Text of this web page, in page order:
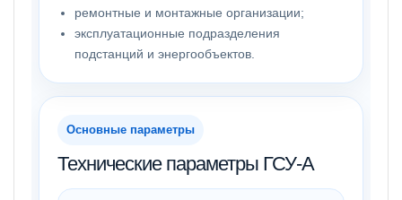
ремонтные и монтажные организации;
эксплуатационные подразделения
подстанций и энергообъектов.
Основные параметры
Технические параметры ГСУ-А